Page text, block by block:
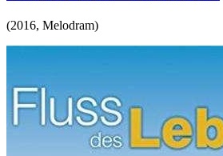
(2016, Melodram)